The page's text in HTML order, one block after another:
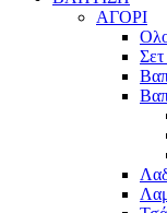
ΑΓΟΡΙ